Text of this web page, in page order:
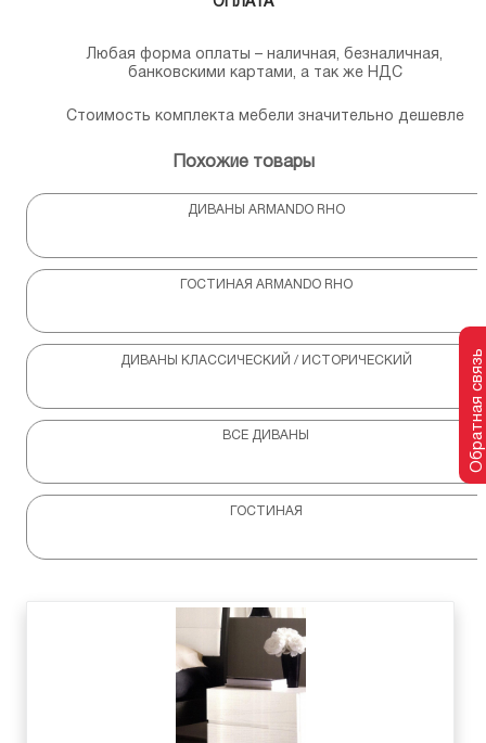
Любая форма оплаты – наличная, безналичная,
банковскими картами, а так же НДС
Стоимость комплекта мебели значительно дешевле
Похожие товары
ДИВАНЫ ARMANDO RHO
ГОСТИНАЯ ARMANDO RHO
ДИВАНЫ КЛАССИЧЕСКИЙ / ИСТОРИЧЕСКИЙ
ВСЕ ДИВАНЫ
ГОСТИНАЯ
Обратная связь